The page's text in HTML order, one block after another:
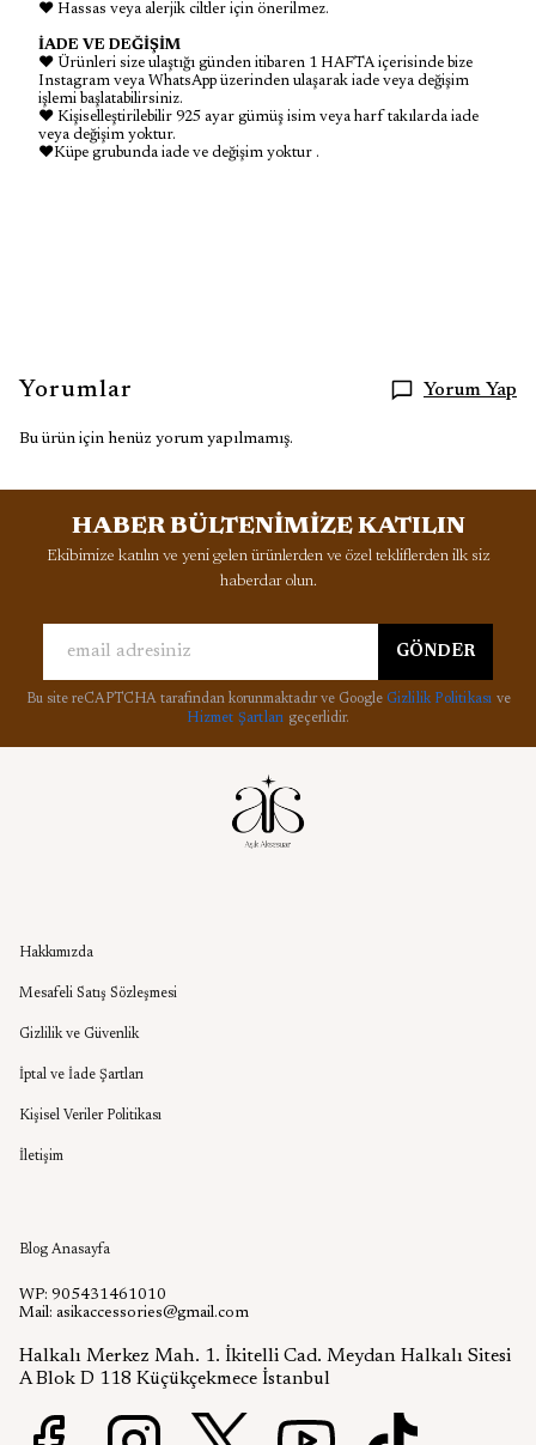
♥ Hassas veya alerjik ciltler için önerilmez.
İADE VE DEĞİŞİM
♥ Ürünleri size ulaştığı günden itibaren 1 HAFTA içerisinde bize
Instagram veya WhatsApp üzerinden ulaşarak iade veya değişim
işlemi başlatabilirsiniz.
♥ Kişiselleştirilebilir 925 ayar gümüş isim veya harf takılarda iade
veya değişim yoktur.
♥Küpe grubunda iade ve değişim yoktur .
Yorumlar Yorum Yap
Bu ürün için henüz yorum yapılmamış.
HABER BÜLTENİMİZE KATILIN
Ekibimize katılın ve yeni gelen ürünlerden ve özel tekliflerden ilk siz
haberdar olun.
GÖNDER
Bu site reCAPTCHA tarafından korunmaktadır ve Google Gizlilik Politikası ve
Hizmet Şartları geçerlidir.
Hakkımızda
Mesafeli Satış Sözleşmesi
Gizlilik ve Güvenlik
İptal ve İade Şartları
Kişisel Veriler Politikası
İletişim
Blog Anasayfa
WP: 905431461010
Mail: asikaccessories@gmail.com
Halkalı Merkez Mah. 1. İkitelli Cad. Meydan Halkalı Sitesi
A Blok D 118 Küçükçekmece İstanbul